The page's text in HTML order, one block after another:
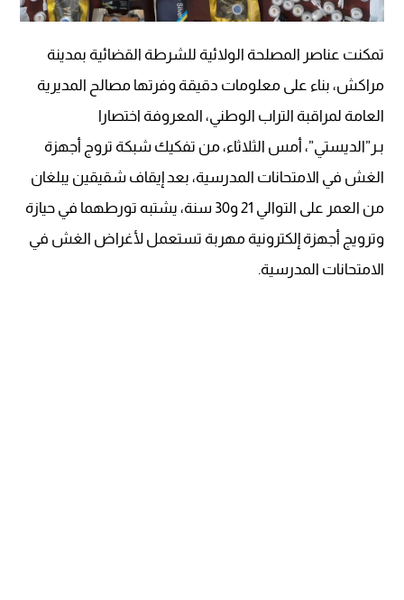
تمكنت عناصر المصلحة الولائية للشرطة القضائية بمدينة
مراكش، بناء على معلومات دقيقة وفرتها مصالح المديرية
العامة لمراقبة التراب الوطني، المعروفة اختصارا
بـر”الديستي”، أمس الثلاثاء، من تفكيك شبكة تروج أجهزة
الغش في الامتحانات المدرسية، بعد إيقاف شقيقين يبلغان
من العمر على التوالي 21 و30 سنة، يشتبه تورطهما في حيازة
وترويج أجهزة إلكترونية مهربة تستعمل لأغراض الغش في
الامتحانات المدرسية.